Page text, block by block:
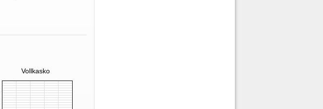
Vollkasko